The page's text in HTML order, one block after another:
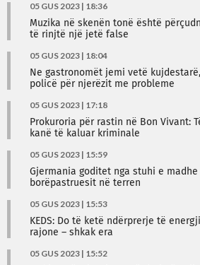
05 GUS 2023 | 18:36
Muzika në skenën tonë është
të rinjtë një jetë false
05 GUS 2023 | 18:04
Ne gastronomët jemi vetë
policë për njerëzit me probleme
05 GUS 2023 | 17:18
Prokuroria për rastin në Bon Vivant:
kanë të kaluar kriminale
05 GUS 2023 | 15:59
Gjermania goditet nga stuhi e madhe
borëpastruesit në terren
05 GUS 2023 | 15:53
KEDS: Do të ketë ndërprerje të
rajone – shkak era
05 GUS 2023 | 15:52